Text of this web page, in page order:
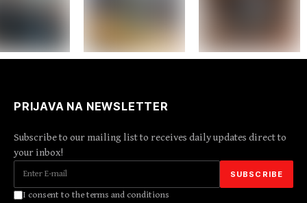
PRIJAVA NA NEWSLETTER
Subscribe to our mailing list to receives daily updates direct to
your inbox!
I consent to the terms and conditions